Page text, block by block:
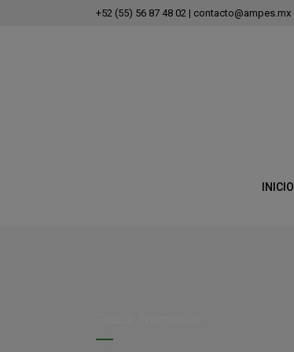
+52 (55) 56 87 48 02 | contacto@ampes.mx
INICIO